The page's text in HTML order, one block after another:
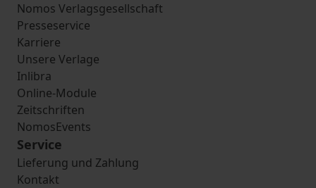
Nomos Verlagsgesellschaft
Presseservice
Karriere
Unsere Verlage
Inlibra
Online-Module
Zeitschriften
NomosEvents
Service
Lieferung und Zahlung
Kontakt